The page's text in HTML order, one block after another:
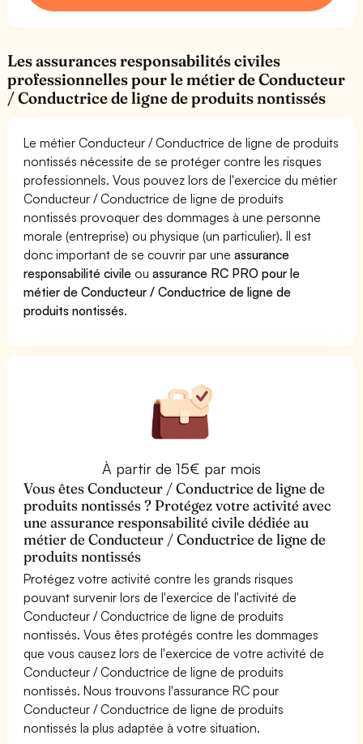
Les assurances responsabilités civiles
professionnelles pour le métier de Conducteur
/ Conductrice de ligne de produits nontissés
Le métier Conducteur / Conductrice de ligne de produits
nontissés nécessite de se protéger contre les risques
professionnels. Vous pouvez lors de l'exercice du métier
Conducteur / Conductrice de ligne de produits
nontissés provoquer des dommages à une personne
morale (entreprise) ou physique (un particulier). Il est
donc important de se couvrir par uneassurance
responsabilité civile ouassurance RC PRO pour le
métier de Conducteur / Conductrice de ligne de
produits nontissés.
À partir de 15€ par mois
Vous êtes Conducteur / Conductrice de ligne de
produits nontissés ? Protégez votre activité avec
une assurance responsabilité civile dédiée au
métier de Conducteur / Conductrice de ligne de
produits nontissés
Protégez votre activité contre les grands risques
pouvant survenir lors de l'exercice de l'activité de
Conducteur / Conductrice de ligne de produits
nontissés. Vous êtes protégés contre les dommages
que vous causez lors de l'exercice de votre activité de
Conducteur / Conductrice de ligne de produits
nontissés. Nous trouvons l'assurance RC pour
Conducteur / Conductrice de ligne de produits
nontissés la plus adaptée à votre situation.